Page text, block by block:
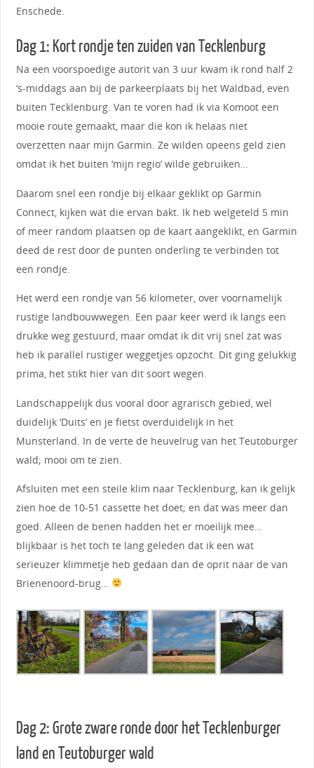
Enschede.
Dag 1: Kort rondje ten zuiden van Tecklenburg
Na een voorspoedige autorit van 3 uur kwam ik rond half 2
‘s-middags aan bij de parkeerplaats bij het Waldbad, even
buiten Tecklenburg. Van te voren had ik via Komoot een
mooie route gemaakt, maar die kon ik helaas niet
overzetten naar mijn Garmin. Ze wilden opeens geld zien
omdat ik het buiten ‘mijn regio’ wilde gebruiken…
Daarom snel een rondje bij elkaar geklikt op Garmin
Connect, kijken wat die ervan bakt. Ik heb welgeteld 5 min
of meer random plaatsen op de kaart aangeklikt, en Garmin
deed de rest door de punten onderling te verbinden tot
een rondje.
Het werd een rondje van 56 kilometer, over voornamelijk
rustige landbouwwegen. Een paar keer werd ik langs een
drukke weg gestuurd, maar omdat ik dit vrij snel zat was
heb ik parallel rustiger weggetjes opzocht. Dit ging gelukkig
prima, het stikt hier van dit soort wegen.
Landschappelijk dus vooral door agrarisch gebied, wel
duidelijk ‘Duits’ en je fietst overduidelijk in het
Munsterland. In de verte de heuvelrug van het Teutoburger
wald; mooi om te zien.
Afsluiten met een steile klim naar Tecklenburg, kan ik gelijk
zien hoe de 10-51 cassette het doet; en dat was meer dan
goed. Alleen de benen hadden het er moeilijk mee…
blijkbaar is het toch te lang geleden dat ik een wat
serieuzer klimmetje heb gedaan dan de oprit naar de van
Brienenoord-brug…
Dag 2: Grote zware ronde door het Tecklenburger
land en Teutoburger wald